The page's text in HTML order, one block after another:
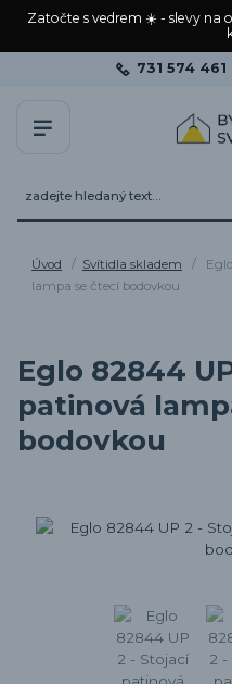
Zatočte s vedrem ☀️ - slevy na
731 574 461
Úvod Svítidla skladem
lampa se čtecí bodovkou
Eglo 82844
patinová
bodovkou